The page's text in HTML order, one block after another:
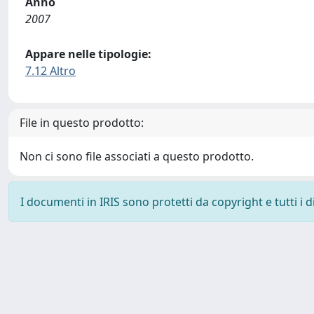
2007
Appare nelle tipologie:
7.12 Altro
File in questo prodotto:
Non ci sono file associati a questo prodotto.
I documenti in IRIS sono protetti da copyright e tutti i